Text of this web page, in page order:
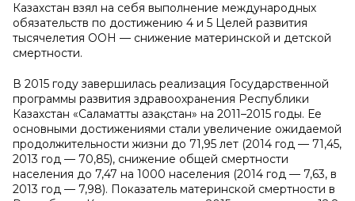
Казахстан взял на себя выполнение международных
обязательств по достижению 4 и 5 Целей развития
тысячелетия ООН — снижение материнской и детской
смертности.
В 2015 году завершилась реализация Государственной
программы развития здравоохранения Республики
Казахстан «Саламатты Қазақстан» на 2011–2015 годы. Ее
основными достижениями стали увеличение ожидаемой
продолжительности жизни до 71,95 лет (2014 год — 71,45,
2013 год — 70,85), снижение общей смертности
населения до 7,47 на 1000 населения (2014 год — 7,63, в
2013 год — 7,98). Показатель материнской смертности в